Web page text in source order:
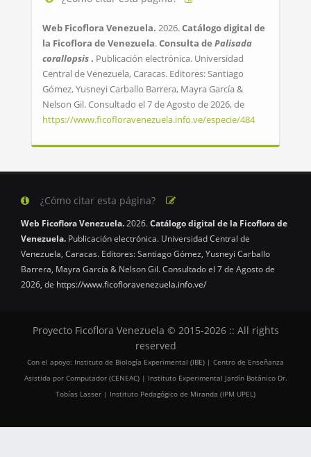
Web Ficoflora Venezuela. 2026.Catálogo digital de
la Ficoflora de Venezuela.Consulta de Palisada
corallopsis . Publicación electrónica. Universidad
Central de Venezuela, Caracas. Editores: Santiago
Gómez, Yusneyi Carballo Barrera, Mayra García &
Nelson Gil. Consultado el 7 de Agosto de 2026, de
https://www.ficofloravenezuela.info.ve/especie/484
¿Cómo citar esta página?
Web Ficoflora Venezuela.2026.Catálogo digital de la Ficoflora de
Venezuela. Publicación electrónica. Universidad Central de
Venezuela, Caracas. Editores: Santiago Gómez, Yusneyi Carballo
Barrera, Mayra García & Nelson Gil. Consultado el 7 de Agosto de
2026, de https://www.ficofloravenezuela.info.ve/
Proyecto Ficoflora Venezuela © 2015-2026 :: All rights
reserved
Con el apoyo: Instituto de Biología Experimental (IBE) | Centro de Enseñanza
Asistida por Computador (CENEAC) | Instituto Experimental Jardín Botánico Dr.
Tobías Lasser | Instituto Pedagógico de Miranda (IPM UPEL)